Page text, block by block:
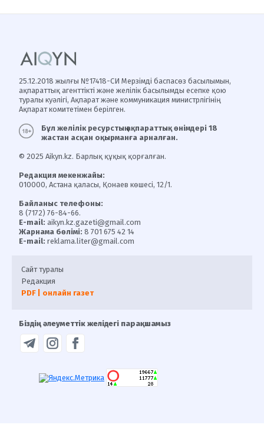
25.12.2018 жылғы №17418-СИ Мерзімді баспасөз басылымын,
ақпараттық агенттікті және желілік басылымды есепке қою
туралы куәлігі, Ақпарат және коммуникация министрлігінің
Ақпарат комитетімен берілген.
Бұл желілік ресурстың ақпараттық өнімдері 18
жастан асқан оқырманға арналған.
© 2025 Aikyn.kz. Барлық құқық қорғалған.
Редакция мекенжайы:
010000, Астана қаласы, Қонаев көшесі, 12/1.
Байланыс телефоны:
8 (7172) 76-84-66.
E-mail: aikyn.kz.gazeti@gmail.com
Жарнама бөлімі: 8 701 675 42 14
E-mail: reklama.liter@gmail.com
Сайт туралы
Редакция
PDF | онлайн газет
Біздің әлеуметтік желідегі парақшамыз